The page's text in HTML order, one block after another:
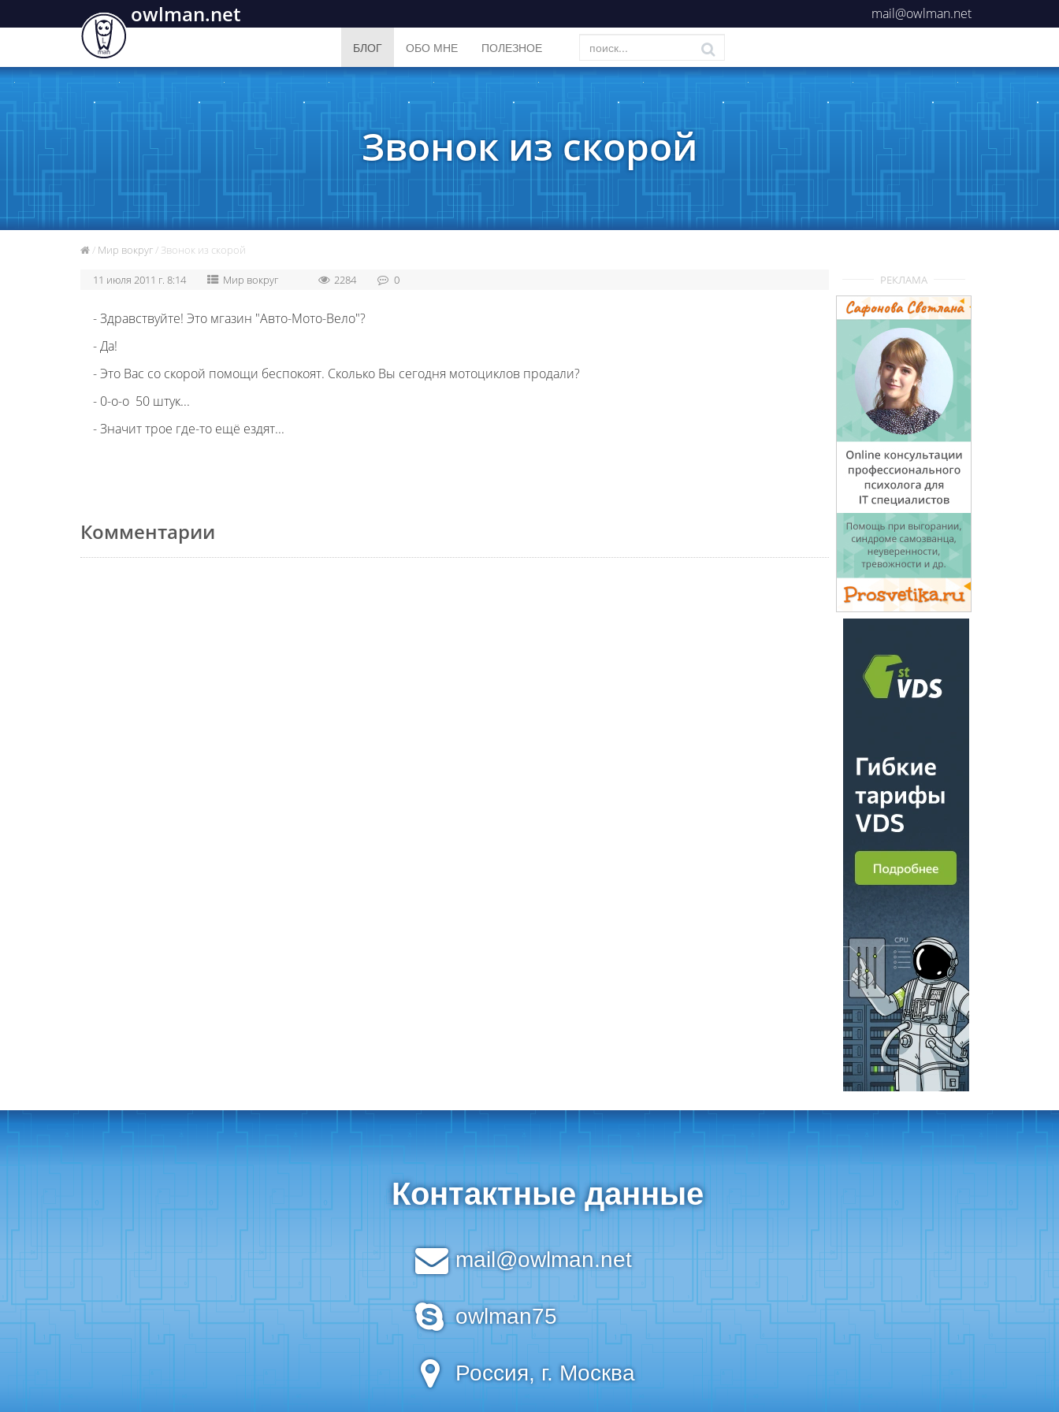
owlman.net mail@owlman.net
БЛОГ ОБО МНЕ ПОЛЕЗНОЕ
Звонок из скорой
/ Мир вокруг/ Звонок из скорой
11 июля 2011 г. 8:14 Мир вокруг 2284 0
- Здравствуйте! Это мгазин "Авто-Мото-Вело"?
- Да!
- Это Вас со скорой помощи беспокоят. Сколько Вы сегодня мотоциклов продали?
- 0-о-о 50 штук...
- Значит трое где-то ещё ездят...
Комментарии
РЕКЛАМА
Контактные данные
mail@owlman.net
owlman75
Россия, г. Москва